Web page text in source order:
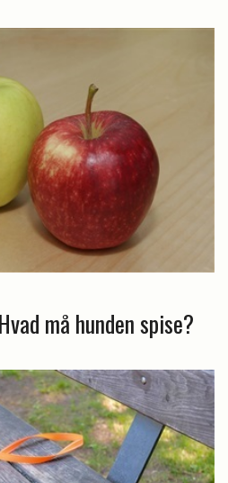
må hunden spise?